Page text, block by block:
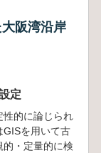
阪湾沿岸
定
性的に論じられ
GISを用いて古
・定量的に検